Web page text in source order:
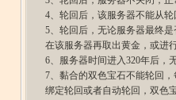
4、轮回后，该服务器不能从轮
5、轮回后，无论服务器最终
在该服务器再取出黄金，或进
6、服务器时间进入320年后，
7、黏合的双色宝石不能轮回
绑定轮回或者自动轮回，双色